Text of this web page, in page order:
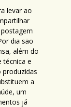
levar ao
dia são
além do
técnica e
produzidas
a
um
já